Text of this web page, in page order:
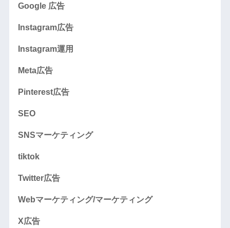
Google 広告
Instagram広告
Instagram運用
Meta広告
Pinterest広告
SEO
SNSマーケティング
tiktok
Twitter広告
Webマーケティング/マーケティング
X広告